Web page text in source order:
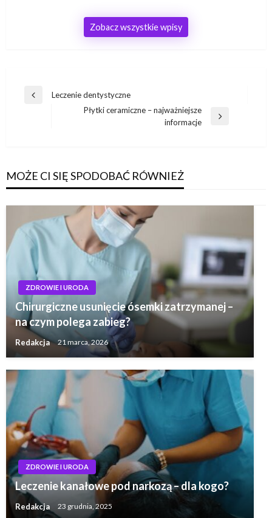
Zobacz wszystkie wpisy
Nawigacja
Poprzedni
Leczenie dentystyczne
Płytki ceramiczne – najważniejsze
informacje
MOŻE CI SIĘ SPODOBAĆ RÓWNIEŻ
ZDROWIE I URODA
Chirurgiczne usunięcie ósemki zatrzymanej –
na czym polega zabieg?
Redakcja 21 marca, 2026
ZDROWIE I URODA
Leczenie kanałowe pod narkozą – dla kogo?
Redakcja 23 grudnia, 2025